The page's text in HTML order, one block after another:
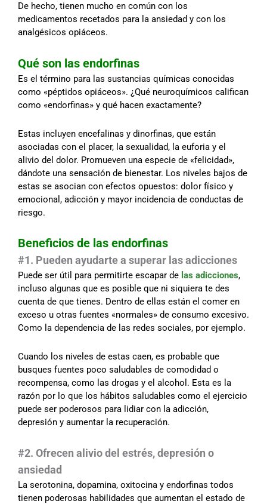
De hecho, tienen mucho en común con los
medicamentos recetados para la ansiedad y con los
analgésicos opiáceos.
Qué son las endorfinas
Es el término para las sustancias químicas conocidas
como «péptidos opiáceos». ¿Qué neuroquímicos califican
como «endorfinas» y qué hacen exactamente?
Estas incluyen encefalinas y dinorfinas, que están
asociadas con el placer, la sexualidad, la euforia y el
alivio del dolor. Promueven una especie de «felicidad»,
dándote una sensación de bienestar. Los niveles bajos de
estas se asocian con efectos opuestos: dolor físico y
emocional, adicción y mayor incidencia de conductas de
riesgo.
Beneficios de las endorfinas
#1. Pueden ayudarte a superar las adicciones
Puede ser útil para permitirte escapar de las adicciones,
incluso algunas que es posible que ni siquiera te des
cuenta de que tienes. Dentro de ellas están el comer en
exceso u otras fuentes «normales» de consumo excesivo.
Como la dependencia de las redes sociales, por ejemplo.
Cuando los niveles de estas caen, es probable que
busques fuentes poco saludables de comodidad o
recompensa, como las drogas y el alcohol. Esta es la
razón por lo que los hábitos saludables como el ejercicio
puede ser poderosos para lidiar con la adicción,
depresión y aumentar la recuperación.
#2. Ofrecen alivio del estrés, depresión o
ansiedad
La serotonina, dopamina, oxitocina y endorfinas todos
tienen poderosas habilidades que aumentan el estado de